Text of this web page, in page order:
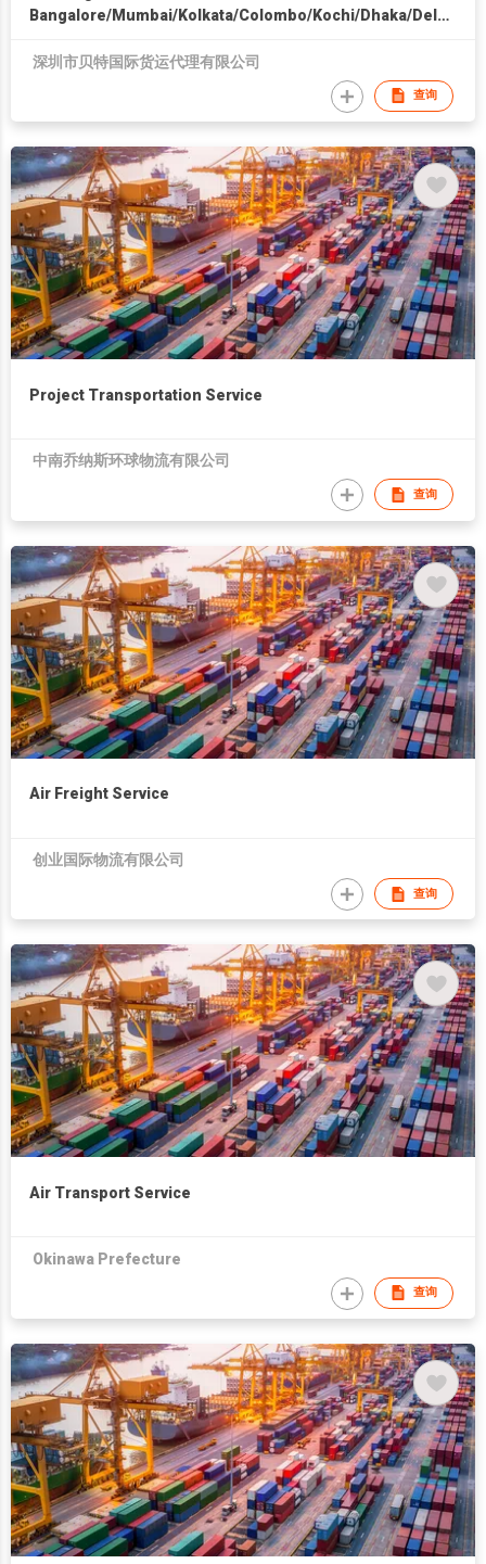
Bangalore/Mumbai/Kolkata/Colombo/Kochi/Dhaka/Delhi/
深圳市贝特国际货运代理有限公司
查询
Project Transportation Service
中南乔纳斯环球物流有限公司
查询
Air Freight Service
创业国际物流有限公司
查询
Air Transport Service
Okinawa Prefecture
查询